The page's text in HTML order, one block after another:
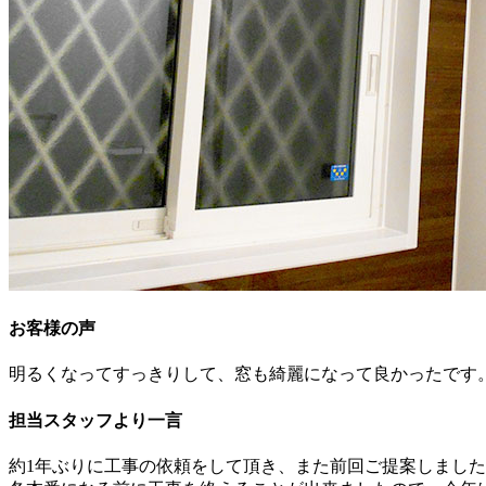
お客様の声
明るくなってすっきりして、窓も綺麗になって良かったです
担当スタッフより一言
約1年ぶりに工事の依頼をして頂き、また前回ご提案しまし